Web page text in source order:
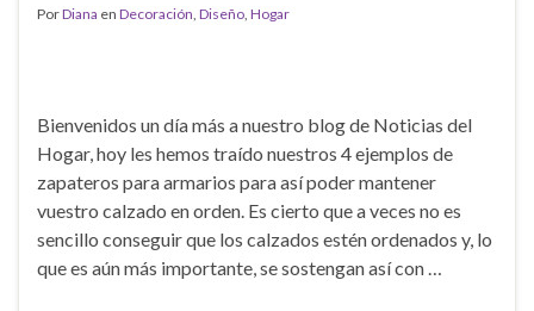
PorDiana en Decoración, Diseño, Hogar
Bienvenidos un día más a nuestro blog de Noticias del
Hogar, hoy les hemos traído nuestros 4 ejemplos de
zapateros para armarios para así poder mantener
vuestro calzado en orden. Es cierto que a veces no es
sencillo conseguir que los calzados estén ordenados y, lo
que es aún más importante, se sostengan así con …